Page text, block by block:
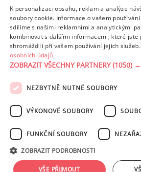
Vyzkoušejte tajemství
připravit nejchutnější
PODMÍNKY UŽITÍ ZÁSADY OCHRANY
NASTAVENÍ COOKIES
tohoto serveru je bez písemného souhlasu
Design: Eva Roverová
K personalizaci obsahu, reklam a analýze
soubory cookie. Informace o vašem
sdílíme s našimi reklamními a analytickými
kombinovat s dalšími informacemi, které jste
shromáždili při vašem používání jejich
osobních údajů
ZOBRAZIT VŠECHNY PARTNERY(1050) →
NEZBYTNĚ NUTNÉ SOUBORY
VÝKONOVÉ SOUBORY
FUNKČNÍ SOUBORY
ZOBRAZIT PODROBNOSTI
VŠE PŘIJMOUT